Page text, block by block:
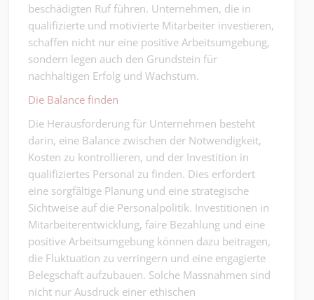
beschädigten Ruf führen. Unternehmen, die in
qualifizierte und motivierte Mitarbeiter investieren,
schaffen nicht nur eine positive Arbeitsumgebung,
sondern legen auch den Grundstein für
nachhaltigen Erfolg und Wachstum.
Die Balance finden
Die Herausforderung für Unternehmen besteht
darin, eine Balance zwischen der Notwendigkeit,
Kosten zu kontrollieren, und der Investition in
qualifiziertes Personal zu finden. Dies erfordert
eine sorgfältige Planung und eine strategische
Sichtweise auf die Personalpolitik. Investitionen in
Mitarbeiterentwicklung, faire Bezahlung und eine
positive Arbeitsumgebung können dazu beitragen,
die Fluktuation zu verringern und eine engagierte
Belegschaft aufzubauen. Solche Massnahmen sind
nicht nur Ausdruck einer ethischen